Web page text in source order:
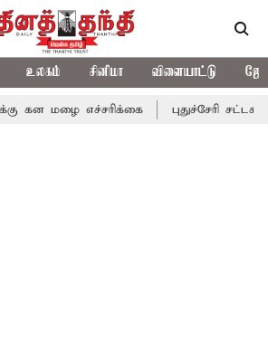
உலகம் சினிமா விளையாட்டு
எச்சரிக்கை புதுச்சேரி சட்டசபையில்